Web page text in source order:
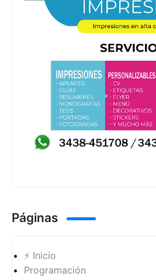
Páginas
⚡ Inicio
Programación